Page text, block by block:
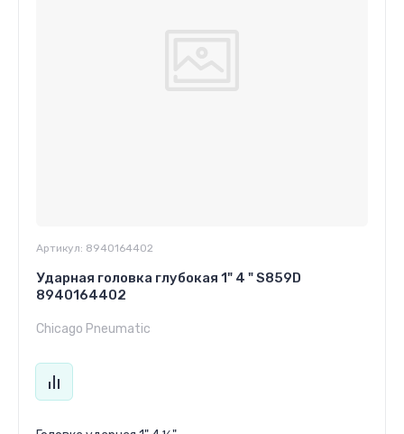
Артикул: 8940164402
Ударная головка глубокая 1" 4 " S859D
8940164402
Chicago Pneumatic